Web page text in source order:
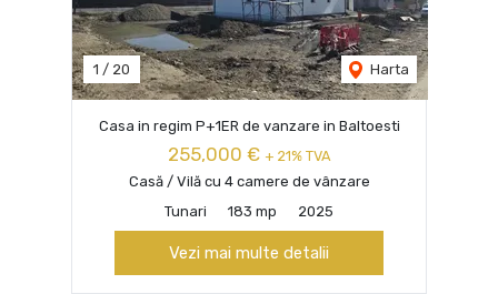
1 / 20 Harta
Casa in regim P+1ER de vanzare in Baltoesti
255,000 € + 21% TVA
Casă / Vilă cu 4 camere de vânzare
Tunari
183 mp 2025
Vezi mai multe detalii